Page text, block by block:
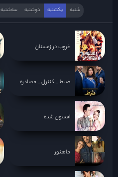
شنبه یکشنبه دوشنبه سه‌‌شنبه
غروب در زمستان
ضبط _ کنترل _ مصادره
افسون شده
ماهنور